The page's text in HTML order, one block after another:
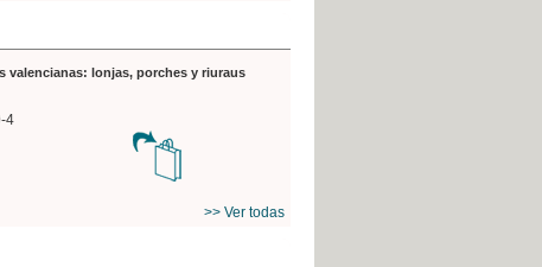
valencianas: lonjas, porches y riuraus
4
>> Ver todas